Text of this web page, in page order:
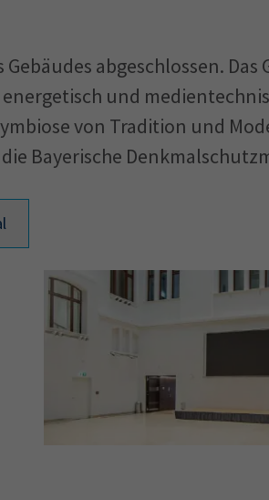
abgeschlossen. Das
und
von Tradition und
Bayerische